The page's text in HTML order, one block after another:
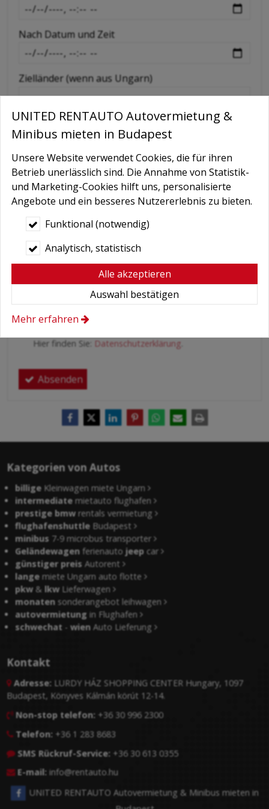
-
Nach Datum und Zeit
Zielländer (wenn aus Ungarn)
Extras wie GPS, Kindersitz, Schneeketten etc
Nachricht
Hiermit autorisiere ich die Behandlung
meiner persönlichen Daten.
Hier finden Sie: Datenschutzerklärung
Absenden
Kategorien von Autos
billige Kleinwagen miete Ungarn
intermediate mietauto flughafen
prestige bmwrentals vermietung
flughafenshuttle Budapest
minibus 7-9 microbus transporter
Geländewagen ferienautojeep car
günstiger preis Autorent
lange miete Ungarn auto flotte
pkw&lkwLieferwagen
monaten sonderangebot leihwagen
autovermietung in Flughafen
schwechat -wien Auto Lieferung
Kontakt
 Adresse: LURDY HÁZ SHOPPING CENTER Hungary, 1097
Budapest, Könyves Kálmán körút 12-14.
 Non-stop telefon: +36 30 996 2300
 Telefon: +36 1 283 8683
 SMS Rückruf-Service: +36 30 613 0355
 E-mail: info@rentauto.hu
UNITED RENTAUTO Autovermietung & Minibus mieten in
UNITED RENTAUTO Autovermietung &
Minibus mieten in Budapest
Unsere Website verwendet Cookies, die für ihren
Betrieb unerlässlich sind. Die Annahme von Statistik-
und Marketing-Cookies hilft uns, personalisierte
Angebote und ein besseres Nutzererlebnis zu bieten.
Funktional (notwendig)
Analytisch, statistisch
Alle akzeptieren
Auswahl bestätigen
Mehr erfahren